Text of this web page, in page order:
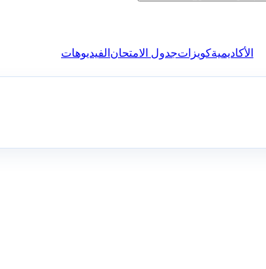
الأكاديميةكويزاتجدول الامتحان الفيديوهات